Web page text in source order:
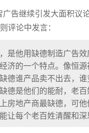
告继续引发大面积议
评论中发言：
是他用缺德制造广告
济的一个特点。像恒
德谁产品卖不出去，
德是他们的能耐，老
房地产商最缺德，可
让每个老百姓清醒和深